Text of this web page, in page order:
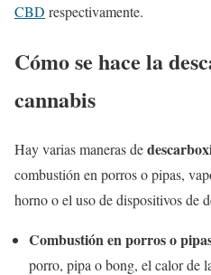
CBD respectivamente.
Cómo se hace la
cannabis
Hay varias maneras de
combustión en porros o pipas,
horno o el uso de dispositivos de
Combustión en porros o
porro, pipa o bong, el calor de